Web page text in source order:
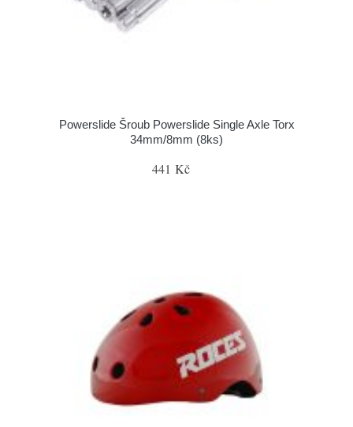
Powerslide Šroub Powerslide Single Axle Torx
34mm/8mm (8ks)
441 Kč